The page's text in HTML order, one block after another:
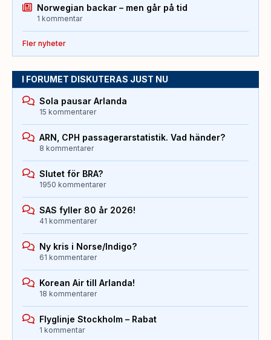
Norwegian backar – men går på tid
1 kommentar
Fler nyheter
I FORUMET DISKUTERAS JUST NU
Sola pausar Arlanda
15 kommentarer
ARN, CPH passagerarstatistik. Vad händer?
8 kommentarer
Slutet för BRA?
1950 kommentarer
SAS fyller 80 år 2026!
41 kommentarer
Ny kris i Norse/Indigo?
61 kommentarer
Korean Air till Arlanda!
18 kommentarer
Flyglinje Stockholm – Rabat
1 kommentar